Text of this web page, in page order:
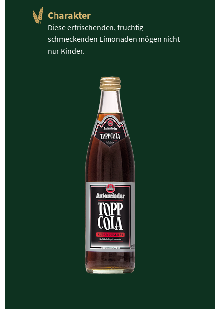
Charakter
Diese erfrischenden, fruchtig
schmeckenden Limonaden mögen nicht
nur Kinder.